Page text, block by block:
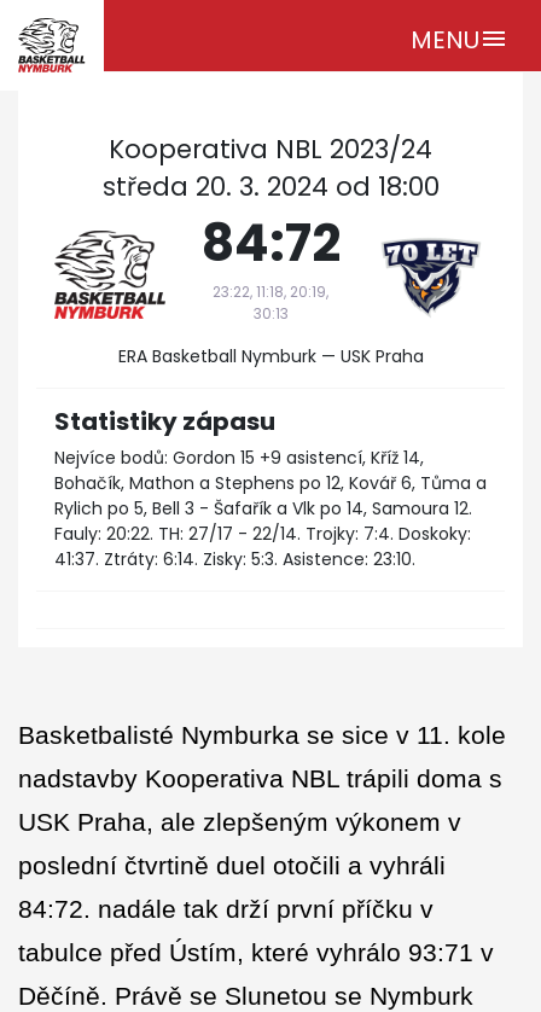
MENUmenu
Kooperativa NBL 2023/24
středa 20. 3. 2024 od 18:00
84:72
23:22, 11:18, 20:19,
30:13
ERA Basketball Nymburk — USK Praha
Statistiky zápasu
Nejvíce bodů: Gordon 15 +9 asistencí, Kříž 14,
Bohačík, Mathon a Stephens po 12, Kovář 6, Tůma a
Rylich po 5, Bell 3 - Šafařík a Vlk po 14, Samoura 12.
Fauly: 20:22. TH: 27/17 - 22/14. Trojky: 7:4. Doskoky:
41:37. Ztráty: 6:14. Zisky: 5:3. Asistence: 23:10.
Basketbalisté Nymburka se sice v 11. kole
nadstavby Kooperativa NBL trápili doma s
USK Praha, ale zlepšeným výkonem v
poslední čtvrtině duel otočili a vyhráli
84:72. nadále tak drží první příčku v
tabulce před Ústím, které vyhrálo 93:71 v
Děčíně. Právě se Slunetou se Nymburk